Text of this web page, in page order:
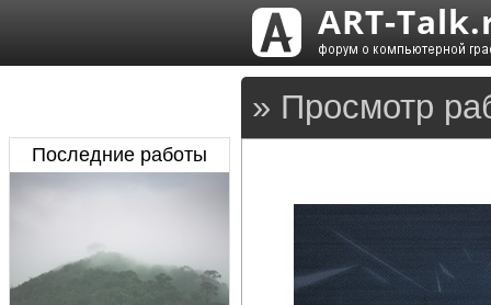
» Просмотр
Последние работы